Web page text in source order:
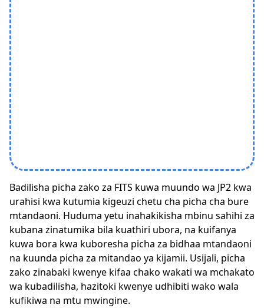
Badilisha picha zako za FITS kuwa muundo wa JP2 kwa
urahisi kwa kutumia kigeuzi chetu cha picha cha bure
mtandaoni. Huduma yetu inahakikisha mbinu sahihi za
kubana zinatumika bila kuathiri ubora, na kuifanya
kuwa bora kwa kuboresha picha za bidhaa mtandaoni
na kuunda picha za mitandao ya kijamii. Usijali, picha
zako zinabaki kwenye kifaa chako wakati wa mchakato
wa kubadilisha, hazitoki kwenye udhibiti wako wala
kufikiwa na mtu mwingine.